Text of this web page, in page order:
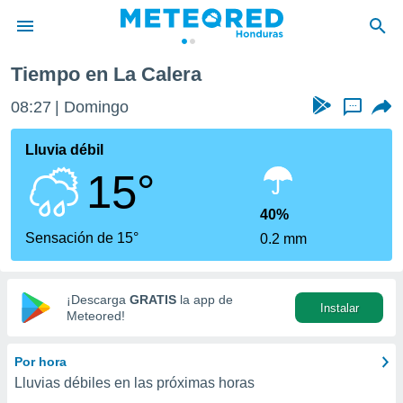
de
ha sido
para
que se
calidad.
a este
las
y
digital
basada
Tiempo en La Calera
08:27 Domingo ...
Lluvia débil
15°
Sensación de 15°
40%
0.2 mm
¡Descarga GRATIS la app de
Meteored!
Instalar
Por hora
Lluvias débiles en las próximas horas